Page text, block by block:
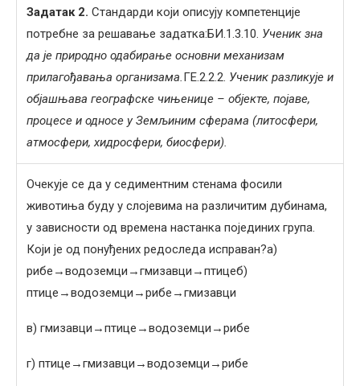
Задатак 2. Стандарди који описују компетенције
потребне за решавање задатка:БИ.1.3.10. Ученик зна
да је природно одабирање основни механизам
прилагођавања организама.ГЕ.2.2.2. Ученик разликује и
објашњава географске чињенице – објекте, појаве,
процесе и односе у Земљиним сферама (литосфери,
атмосфери, хидросфери, биосфери).
Очекује се да у седиментним стенама фосили
животиња буду у слојевима на различитим дубинама,
у зависности од времена настанка појединих група.
Који је од понуђених редоследа исправан?а)
рибе→водоземци→гмизавци→птицеб)
птице→водоземци→рибе→гмизавци
в) гмизавци→птице→водоземци→рибе
г) птице→гмизавци→водоземци→рибе